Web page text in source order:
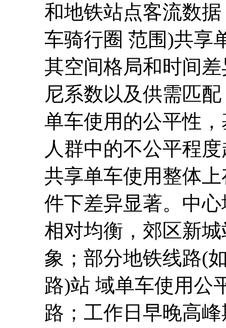
和地铁站点客流数
车骑行圈 范围)共享
其空间格局和时间
尼系数以及供需匹
单车使用的公平性
人群中的不公平程
共享单车使用整体
件下差异显著。中
相对均衡，郊区新
象；部分地铁线路(
路)站 域单车使用公
路；工作日早晚高